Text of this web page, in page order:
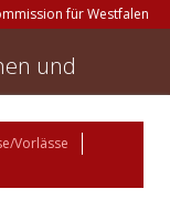
für Westfalen
und
Vorlässe